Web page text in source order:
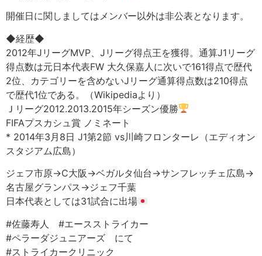
開催日に関しましてはメンバー以外は非公表となります。
◆経歴◆
2012年JリーグMVP、Jリーグ得点王を獲得。通算J1リーグ
得点数は元日本代表FW 大久保嘉人に次いで161得点で歴代
2位、カテゴリーを含めないJリーグ通算得点数は210得点
で歴代1位である。（Wikipediaより）
Ｊリーグ2012.2013.2015年シーズン優勝
FIFAプスカシュ賞 ノミネート
* 2014年3月8日 J1第2節 vs川崎フロンターレ（エディオン
スタジアム広島）
ジェフ市原→C大阪→ベガルタ仙台→サンフレッチェ広島→
名古屋グランパス→ジェフ千葉
日本代表としては31試合に出場
#佐藤寿人 #エースストライカー
#ペラーダジュニアーズ にて
#ストライカークリニック